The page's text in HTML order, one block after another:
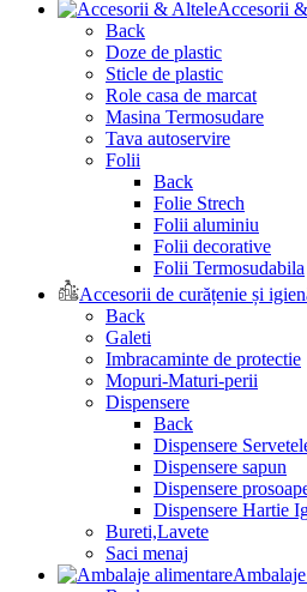
Accesorii
Back
Doze de plastic
Sticle de plastic
Role casa de marcat
Masina Termosudare
Tava autoservire
Folii
Back
Folie Strech
Folii aluminiu
Folii decorative
Folii Termosudabila
Accesorii de curățenie și
Back
Galeti
Imbracaminte de protectie
Mopuri-Maturi-perii
Dispensere
Back
Dispensere
Dispensere sapun
Dispensere
Dispensere Hartie
Bureti,Lavete
Saci menaj